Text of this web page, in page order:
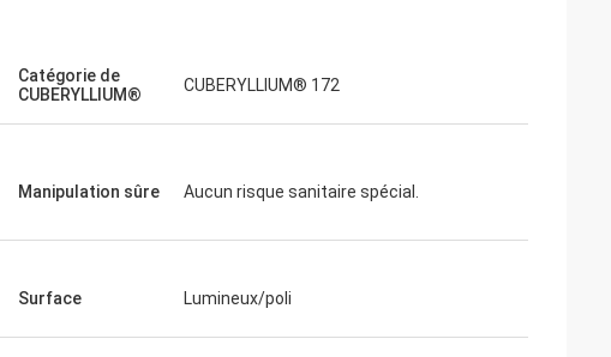
Catégorie de
CUBERYLLIUM®
CUBERYLLIUM® 172
Manipulation sûre Aucun risque sanitaire spécial.
Surface Lumineux/poli